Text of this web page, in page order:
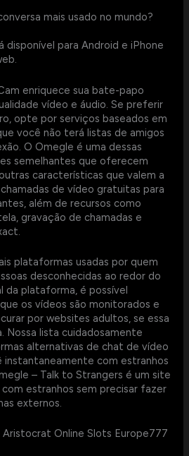
mais usado no mundo?
para Android e iPhone
enriquece sua bate-papo
vídeo e áudio. Se preferir
opte por serviços baseados em
você não terá listas de amigos
O Omegle é uma dessas
semelhantes que oferecem
características que valem a
de vídeo gratuitas para
além de recursos como
gravação de chamadas e
plataformas usadas por quem
desconhecidas ao redor do
da plataforma, é possível
os vídeos são monitorados e
por websites adultos, se essa
Nossa lista cuidadosamente
alternativas de chat de vídeo
com estranhos
– Talk to Strangers é um site
estranhos sem precisar fazer
externos.
Aristocrat Online Slots Europe777